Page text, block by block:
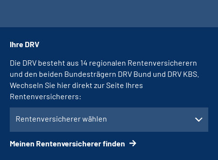
Ihre DRV
Die DRV besteht aus 14 regionalen Rentenversicherern
und den beiden Bundesträgern DRV Bund und DRV KBS.
Wechseln Sie hier direkt zur Seite Ihres
Rentenversicherers:
Rentenversicherer wählen
Meinen Rentenversicherer finden